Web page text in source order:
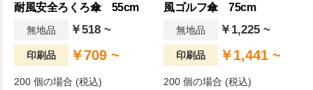
耐風安全ろくろ傘 55cm
無地品 ￥518 ~
印刷品 ￥709 ~
200 個の場合 (税込)
風ゴルフ傘 75cm
無地品 ￥1,225 ~
印刷品 ￥1,441 ~
200 個の場合 (税込)